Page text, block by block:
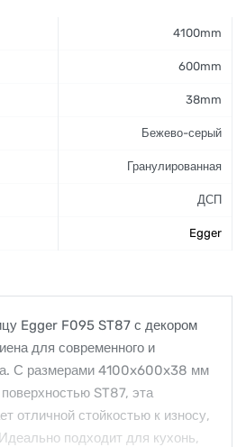
4100mm
600mm
38mm
Бежево-серый
Гранулированная
ДСП
Egger
Egger F095 ST87 с декором
для современного и
С размерами 4100x600x38 мм
ST87, эта
отличной стойкостью к износу,
подходит для кухонь,